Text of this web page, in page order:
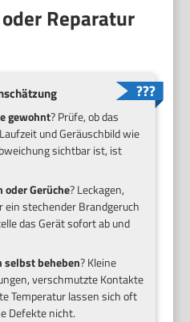
Reparatur
gewohnt? Prüfe, ob das
und Geräuschbild wie
sichtbar ist, ist
oder Gerüche? Leckagen,
ein stechender Brandgeruch
das Gerät sofort ab und
selbst beheben? Kleine
verschmutzte Kontakte
Temperatur lassen sich oft
Defekte nicht.